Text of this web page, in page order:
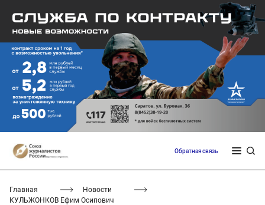
Обратная связь
Главная
Новости
КУЛЬЖОНКОВ Ефим Осипович